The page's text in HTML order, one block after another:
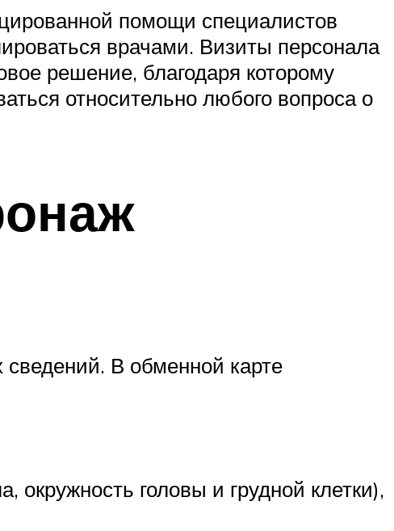
помощи специалистов
врачами. Визиты персонала
решение, благодаря которому
относительно любого вопроса о
сведений. В обменной карте
окружность головы и грудной клетки),